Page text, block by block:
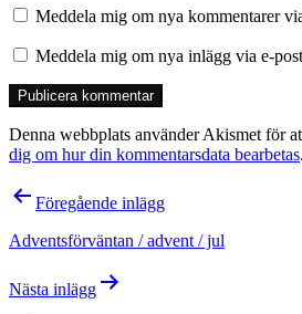
Meddela mig om nya kommentarer
Meddela mig om nya inlägg via e-
Denna webbplats använder Akismet för
dig om hur din kommentarsdata bearbetas.
Inläggsnavigering
Föregående inlägg
Adventsförväntan / advent / jul
Nästa inlägg